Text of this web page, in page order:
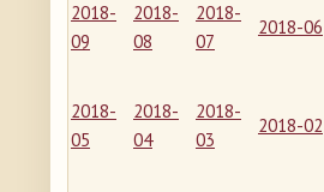
2018-
09
2018-
08
2018-
07
2018-06
2018-
05
2018-
04
2018-
03
2018-02